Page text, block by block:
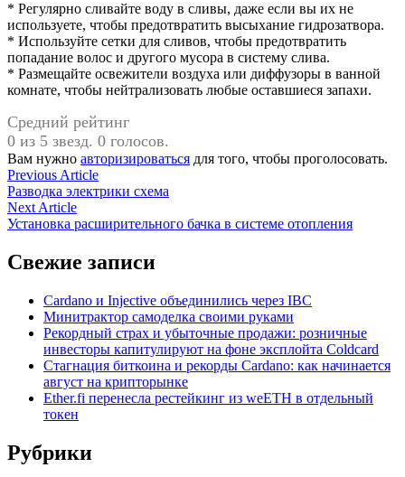
* Регулярно сливайте воду в сливы, даже если вы их не
используете, чтобы предотвратить высыхание гидрозатвора.
* Используйте сетки для сливов, чтобы предотвратить
попадание волос и другого мусора в систему слива.
* Размещайте освежители воздуха или диффузоры в ванной
комнате, чтобы нейтрализовать любые оставшиеся запахи.
Средний рейтинг
0 из 5 звезд. 0 голосов.
Вам нужно авторизироваться для того, чтобы проголосовать.
Навигация
по
записям
Previous ArticlePrevious
article:
Разводка электрики схема
Next ArticleNext
article:
Установка расширительного бачка в системе отопления
Свежие записи
Cardano и Injective объединились через IBC
Минитрактор самоделка своими руками
Рекордный страх и убыточные продажи: розничные
инвесторы капитулируют на фоне эксплойта Coldcard
Стагнация биткоина и рекорды Cardano: как начинается
август на крипторынке
Ether.fi перенесла рестейкинг из weETH в отдельный
токен
Рубрики